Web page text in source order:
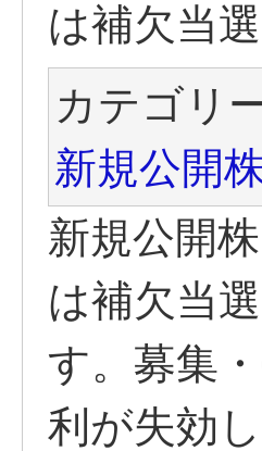
は補欠当
カテゴリ
新規公開
新規公開
は補欠当
す。募集
利が失効